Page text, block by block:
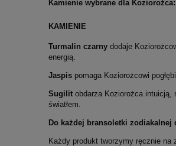
Kamienie wybrane dla Koziorożca:
KAMIENIE
Turmalin czarny dodaje
energią.
Jaspis pomaga Koziorożcowi
Sugilit obdarza Koziorożca intuicją,
światłem.
Do każdej bransoletki zodiakalnej
Każdy produkt tworzymy ręcznie na